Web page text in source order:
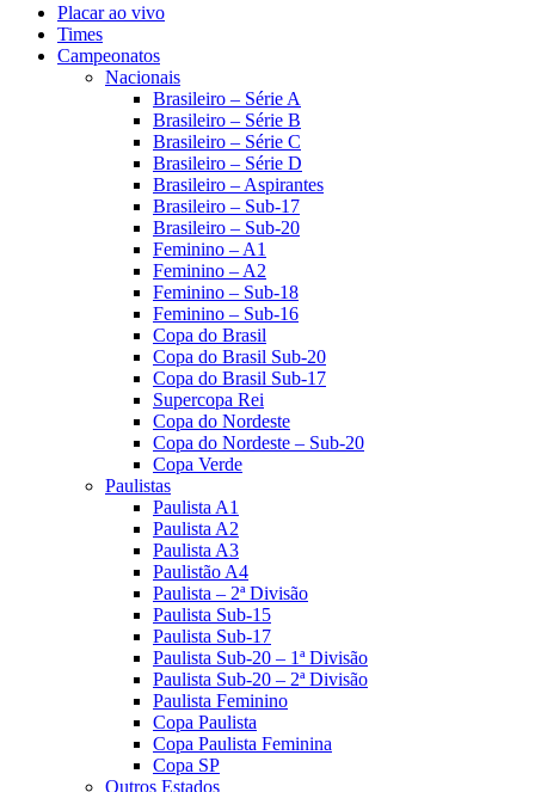
Placar ao vivo
Times
Campeonatos
Nacionais
Brasileiro – Série A
Brasileiro – Série B
Brasileiro – Série C
Brasileiro – Série D
Brasileiro – Aspirantes
Brasileiro – Sub-17
Brasileiro – Sub-20
Feminino – A1
Feminino – A2
Feminino – Sub-18
Feminino – Sub-16
Copa do Brasil
Copa do Brasil Sub-20
Copa do Brasil Sub-17
Supercopa Rei
Copa do Nordeste
Copa do Nordeste – Sub-20
Copa Verde
Paulistas
Paulista A1
Paulista A2
Paulista A3
Paulistão A4
Paulista – 2ª Divisão
Paulista Sub-15
Paulista Sub-17
Paulista Sub-20 – 1ª Divisão
Paulista Sub-20 – 2ª Divisão
Paulista Feminino
Copa Paulista
Copa Paulista Feminina
Copa SP
Outros Estados